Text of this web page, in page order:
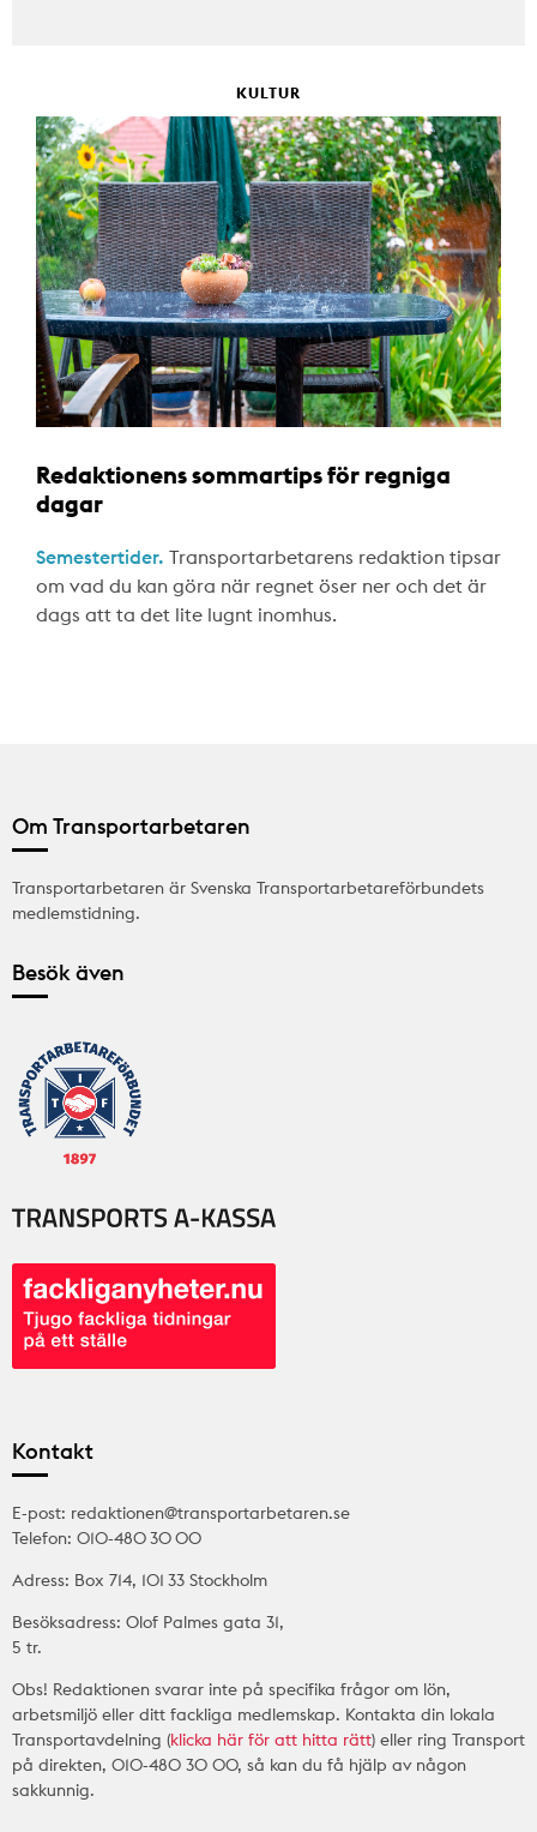
KULTUR
Redaktionens sommartips för regniga
dagar
Semestertider. Transportarbetarens redaktion tipsar
om vad du kan göra när regnet öser ner och det är
dags att ta det lite lugnt inomhus.
Om Transportarbetaren
Transportarbetaren är Svenska Transportarbetareförbundets
medlemstidning.
Besök även
Kontakt
E-post: redaktionen@transportarbetaren.se
Telefon: 010-480 30 00
Adress: Box 714, 101 33 Stockholm
Besöksadress: Olof Palmes gata 31,
5 tr.
Obs! Redaktionen svarar inte på specifika frågor om lön,
arbetsmiljö eller ditt fackliga medlemskap. Kontakta din lokala
Transportavdelning (klicka här för att hitta rätt) eller ring Transport
på direkten, 010-480 30 00, så kan du få hjälp av någon
sakkunnig.